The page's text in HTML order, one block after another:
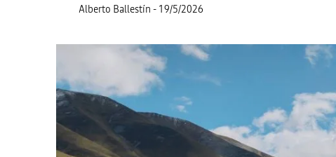
Alberto Ballestín - 19/5/2026